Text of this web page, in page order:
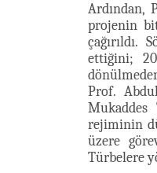
Ardından,
projenin
çağırıldı.
ettiğini;
Prof.
rejiminin
üzere
Türbelere